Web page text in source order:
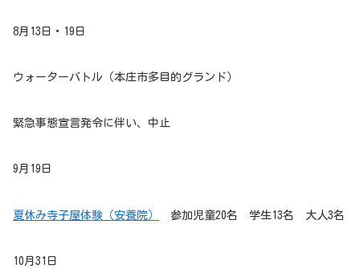
8月13日・19日
ウォーターバトル（本庄市多目的グランド）
緊急事態宣言発令に伴い、中止
9月19日
夏休み寺子屋体験（安養院） 参加児童20名 学生13名 大人3名
10月31日